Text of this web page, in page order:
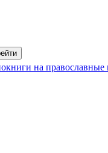
на православные